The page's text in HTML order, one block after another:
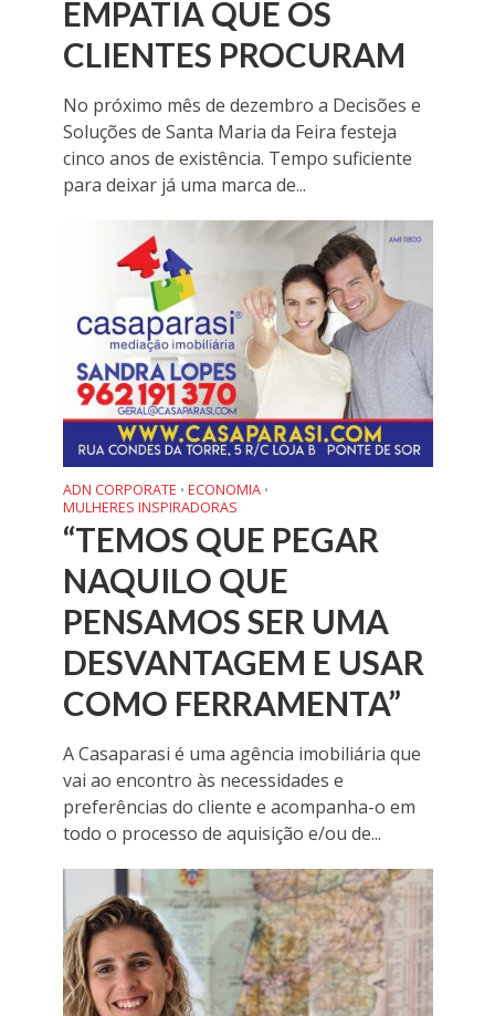
EMPATIA QUE OS
CLIENTES PROCURAM
No próximo mês de dezembro a Decisões e
Soluções de Santa Maria da Feira festeja
cinco anos de existência. Tempo suficiente
para deixar já uma marca de...
ADN CORPORATE • ECONOMIA •
MULHERES INSPIRADORAS
“TEMOS QUE PEGAR
NAQUILO QUE
PENSAMOS SER UMA
DESVANTAGEM E USAR
COMO FERRAMENTA”
A Casaparasi é uma agência imobiliária que
vai ao encontro às necessidades e
preferências do cliente e acompanha-o em
todo o processo de aquisição e/ou de...